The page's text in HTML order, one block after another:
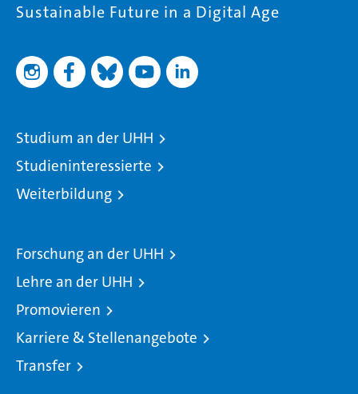
Sustainable Future in a Digital Age
Studium an der UHH
Studieninteressierte
Weiterbildung
Forschung an der UHH
Lehre an der UHH
Promovieren
Karriere & Stellenangebote
Transfer